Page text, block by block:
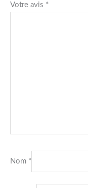
Votre avis *
Nom *